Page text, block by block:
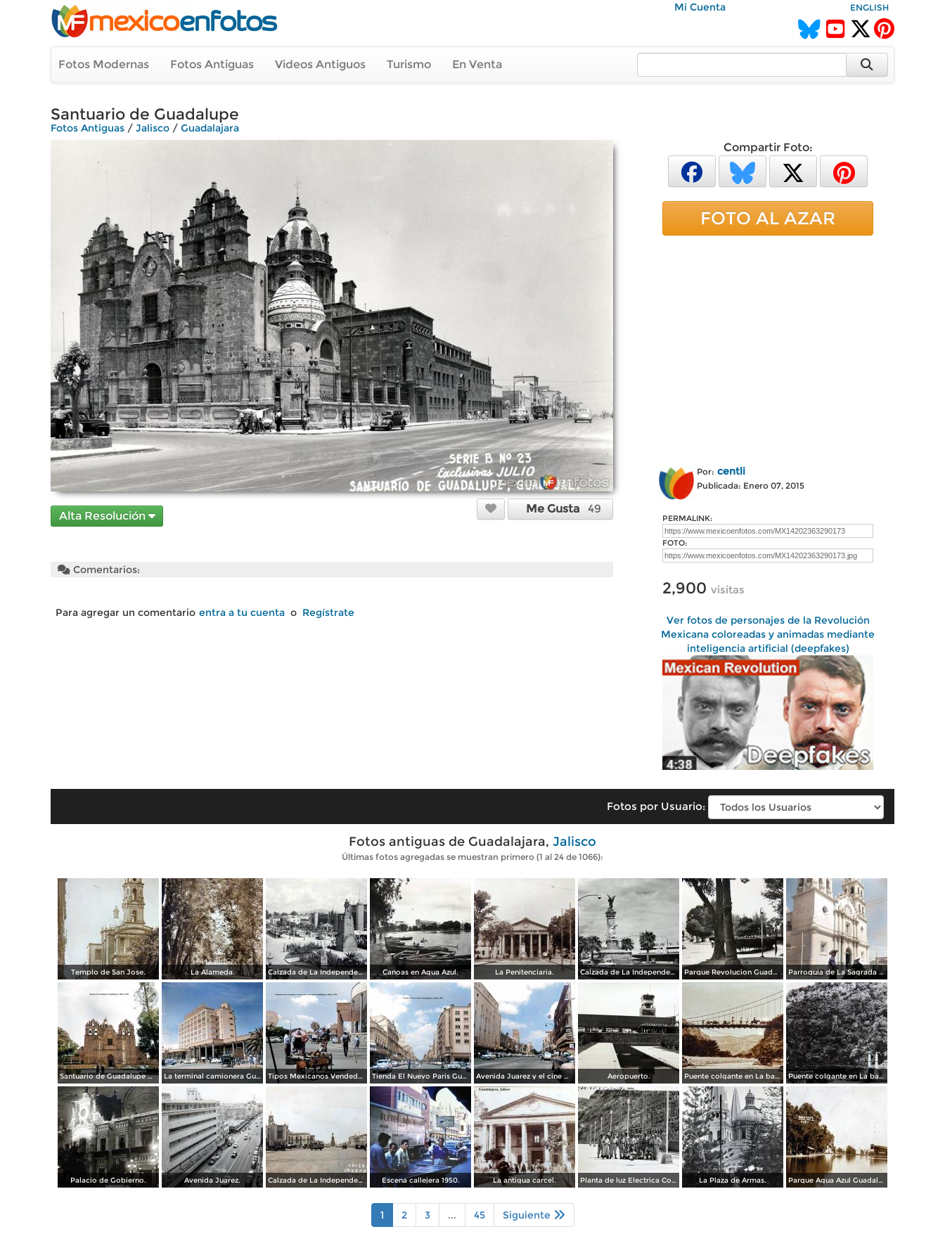
Mi Cuenta ENGLISH
Fotos Modernas Fotos Antiguas Videos Antiguos Turismo En Venta
Santuario de Guadalupe
Fotos Antiguas / Jalisco / Guadalajara
Alta Resolución
Me Gusta 49
Comentarios:
Para agregar un comentario entra a tu cuenta o Regístrate
Compartir Foto:
FOTO AL AZAR
Por: centli
Publicada: Enero 07, 2015
PERMALINK:
FOTO:
2,900 visitas
Ver fotos de personajes de la Revolución
Mexicana coloreadas y animadas mediante
inteligencia artificial (deepfakes)
Fotos por Usuario:
Fotos antiguas de Guadalajara, Jalisco
Últimas fotos agregadas se muestran primero (1 al 24 de 1066):
Templo de San Jose. La Alameda. Calzada de La Independencia y Mto. a Juarez Guadalajara, Jalisco. ( Circulada el 5 de Septiembre de 1929 ). Canoas en Agua Azul. La Penitenciaria. Calzada de La Independencia Guadalajara, Jalisco. Parque Revolucion Guadalajara, Jalisco. Parroquia de La Sagrada familia Guadalajara, Jalisco 1961.
Santuario de Guadalupe Guadalajara, Jalisco 1961. La terminal camionera Guadalajara, Jalisco 1961 Tipos Mexicanos Vendedor de cocos junto a La terminal camionera Guadalajara, Jalisco 1961 Tienda El Nuevo Paris Guadalajara, Jalisco 1961 Avenida Juarez y el cine Variedades Guadalajara, Jalisco 1961 Aeropuerto. Puente colgante en La barranca de Oblatos. Puente colgante en La barranca de Oblatos.
Palacio de Gobierno. Avenida Juarez. Calzada de La Independencia Guadalajara, Jalisco. ( Circulada el 10 de Febrero de 1931 ). Escena callejera 1950. La antigua carcel. Planta de luz Electrica Colimilla. ( Fechada el 1 de Octubre de 1950 ). La Plaza de Armas. Parque Agua Azul Guadalajara, Jalisco.
1 2 3 ... 45 Siguiente